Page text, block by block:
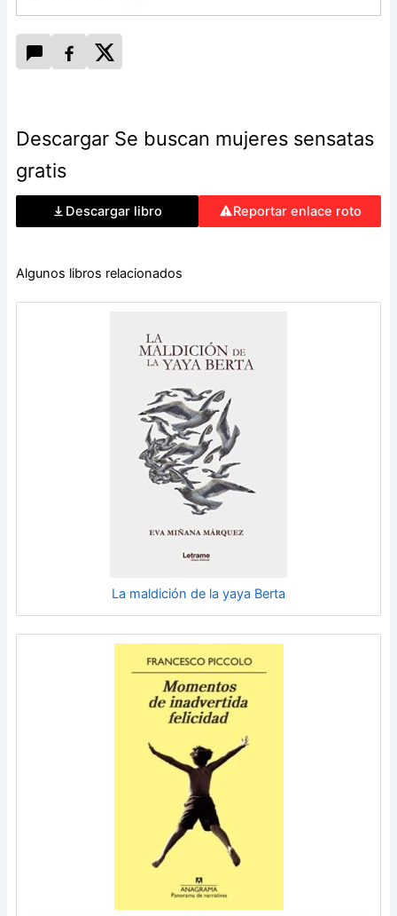
Descargar Se buscan mujeres sensatas
gratis
Descargar libro Reportar enlace roto
Algunos libros relacionados
La maldición de la yaya Berta